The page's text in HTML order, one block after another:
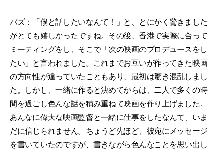
バズ：「僕と話したいなんて！」と、とにかく驚きました
がとても嬉しかったですね。その後、香港で実際に合って
ミーティングをし、そこで「次の映画のプロデュースをし
たい」と言われました。これまでお互いが作ってきた映画
の方向性が違っていたこともあり、最初は驚き混乱しまし
た。しかし、一緒に作ると決めてからは、二人で多くの時
間を過ごし色んな話を積み重ねて映画を作り上げました。
あんなに偉大な映画監督と一緒に仕事をしたなんて、いま
だに信じられません。ちょうど先ほど、彼宛にメッセージ
を書いていたのですが、書きながら色んなことを思い出し